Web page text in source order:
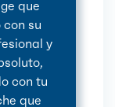
que
su
y
con tu
que